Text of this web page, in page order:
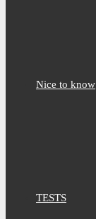
Nice to know
TESTS